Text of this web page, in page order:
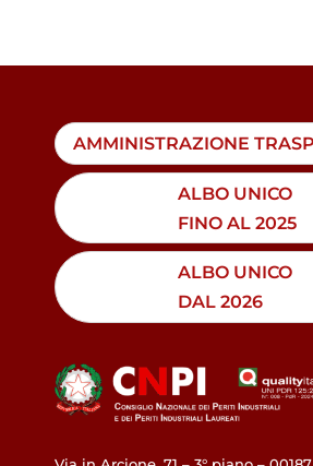
AMMINISTRAZIONE
ALBO UNICO
FINO AL 2025
ALBO UNICO
DAL 2026